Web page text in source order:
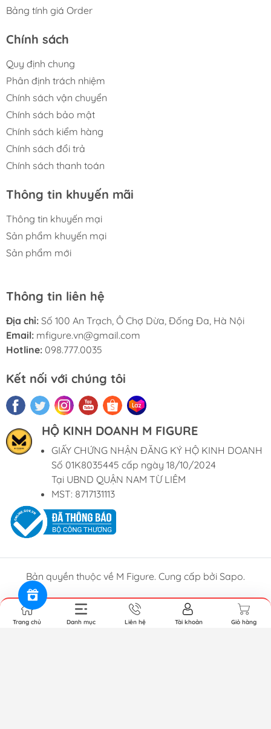
Bảng tính giá Order
Chính sách
Quy định chung
Phân định trách nhiệm
Chính sách vận chuyển
Chính sách bảo mật
Chính sách kiểm hàng
Chính sách đổi trả
Chính sách thanh toán
Thông tin khuyến mãi
Thông tin khuyến mại
Sản phẩm khuyến mại
Sản phẩm mới
Thông tin liên hệ
Địa chỉ: Số 100 An Trạch, Ô Chợ Dừa, Đống Đa, Hà Nội
Email: mfigure.vn@gmail.com
Hotline: 098.777.0035
Kết nối với chúng tôi
HỘ KINH DOANH M FIGURE
GIẤY CHỨNG NHẬN ĐĂNG KÝ HỘ KINH DOANH
Số 01K8035445 cấp ngày 18/10/2024
Tại UBND QUẬN NAM TỪ LIÊM
MST: 8717131113
Bản quyền thuộc về M Figure. Cung cấp bởi Sapo.
Trang chủ Danh mục Liên hệ Tài khoản Giỏ hàng